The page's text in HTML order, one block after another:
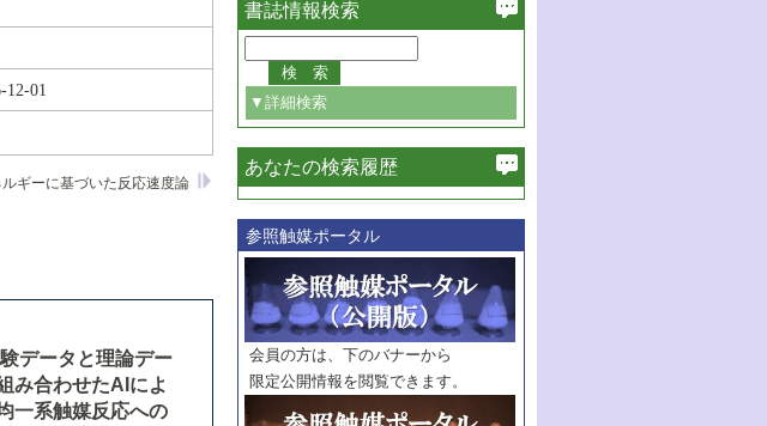
12-01
ギーに基づいた反応速度論
データと理論デー
み合わせたAIによ
一系触媒反応への
書誌情報検索
▼詳細検索
必ず含む
巻・号指定
巻
号
範囲指定
巻
号～
巻
号
触媒年鑑
年度
あなたの検索履歴
参照触媒ポータル
会員の方は、下のバナーから
限定公開情報を閲覧できます。